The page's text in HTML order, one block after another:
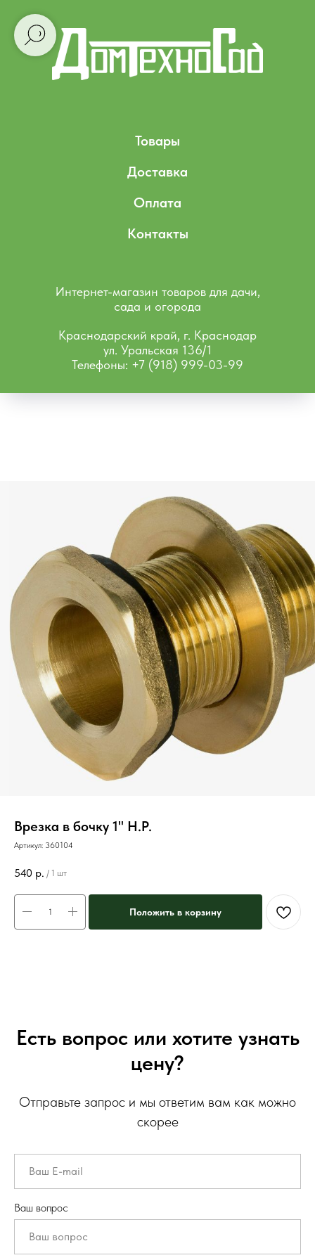
Товары
Доставка
Оплата
Контакты
Интернет-магазин товаров для дачи,
сада и огорода
Краснодарский край, г. Краснодар
ул. Уральская 136/1
Телефоны: +7 (918) 999-03-99
Врезка в бочку 1" Н.Р.
Артикул: 360104
540 р. / 1 шт
Положить в корзину
Есть вопрос или хотите узнать
цену?
Отправьте запрос и мы ответим вам как можно
скорее
Ваш вопрос